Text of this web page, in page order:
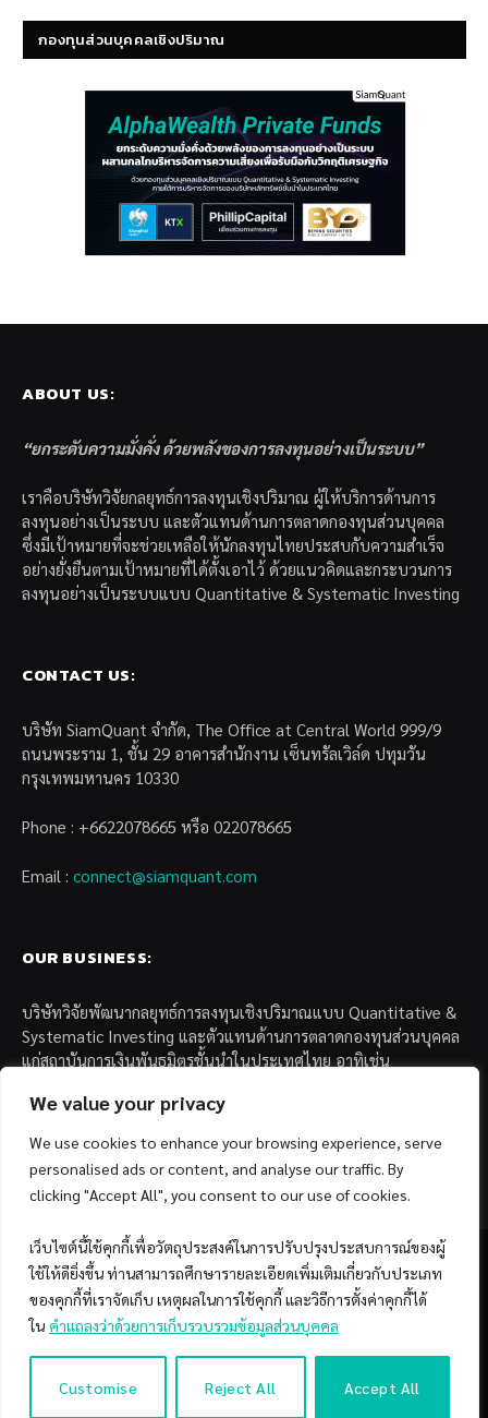
We value your privacy
We use cookies to enhance your browsing experience, serve
personalised ads or content, and analyse our traffic. By
clicking "Accept All", you consent to our use of cookies.
เว็บไซต์นี้ใช้คุกกี้เพื่อวัตถุประสงค์ในการปรับปรุงประสบการณ์ของผู้
ใช้ให้ดียิ่งขึ้น ท่านสามารถศึกษารายละเอียดเพิ่มเติมเกี่ยวกับประเภท
ของคุกกี้ที่เราจัดเก็บ เหตุผลในการใช้คุกกี้ และวิธีการตั้งค่าคุกกี้ได้
ใน คำแถลงว่าด้วยการเก็บรวบรวมข้อมูลส่วนบุคคล
Customise Reject All Accept All
กองทุนส่วนบุคคลเชิงปริมาณ
ABOUT US:
“ยกระดับความมั่งคั่ง ด้วยพลังของการลงทุนอย่างเป็นระบบ”
เราคือบริษัทวิจัยกลยุทธ์การลงทุนเชิงปริมาณ ผู้ให้บริการด้านการ
ลงทุนอย่างเป็นระบบ และตัวแทนด้านการตลาดกองทุนส่วนบุคคล
ซึ่งมีเป้าหมายที่จะช่วยเหลือให้นักลงทุนไทยประสบกับความสำเร็จ
อย่างยั่งยืนตามเป้าหมายที่ได้ตั้งเอาไว้ ด้วยแนวคิดและกระบวนการ
ลงทุนอย่างเป็นระบบแบบ Quantitative & Systematic Investing
CONTACT US:
บริษัท SiamQuant จำกัด, The Office at Central World 999/9
ถนนพระราม 1, ชั้น 29 อาคารสำนักงาน เซ็นทรัลเวิล์ด ปทุมวัน
กรุงเทพมหานคร 10330
Phone : +6622078665 หรือ 022078665
Email : connect@siamquant.com
OUR BUSINESS:
บริษัทวิจัยพัฒนากลยุทธ์การลงทุนเชิงปริมาณแบบ Quantitative &
Systematic Investing และตัวแทนด้านการตลาดกองทุนส่วนบุคคล
แก่สถาบันการเงินพันธมิตรชั้นนำในประเทศไทย อาทิเช่น
– บล. กรุงไทย เอ็กซ์สปริง จำกัด
– บล. ฟิลลิป (ประเทศไทย) จำกัด (มหาชน)
Facebook YouTube